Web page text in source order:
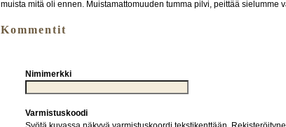
muista mitä oli ennen. Muistamattomuuden tumma pilvi, peittää sielumme
Kommentit
Nimimerkki
Varmistuskoodi